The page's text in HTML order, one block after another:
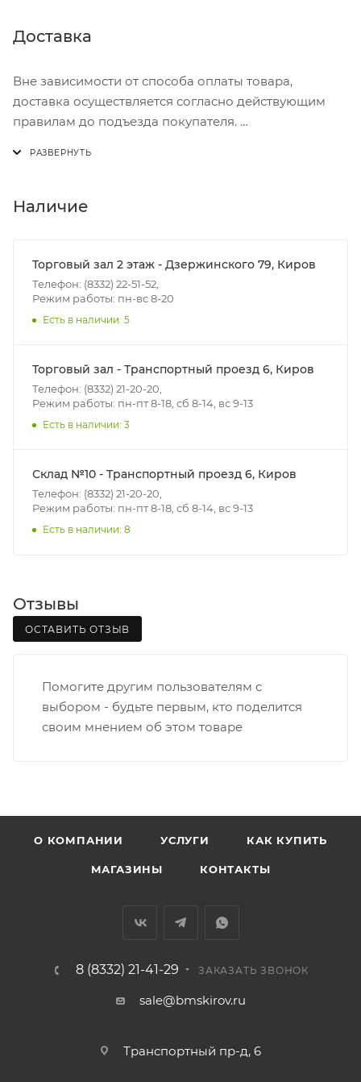
Доставка
Вне зависимости от способа оплаты товара,
доставка осуществляется согласно действующим
правилам до подъезда покупателя.
В субботу с 8:00 до 15:00
- зоны доставки;
- веса и габаритов товаров в заказе;
- количества торговых точек для погрузки товаров.
(перекрестки улиц):
• Дзержинского - Жуковского
• Ленина - 65 лет победы
• Московская - Ульяновская
• Чистопрудненская - Украинская
• Щорса – Ульяновская
Доставка в Нововятский р-он, Коминтерн, Костино и
В случае непредвиденных обстоятельств,
мешающих принять товар, необходимо как можно
логистики БМС.
ВАЖНО: Покупатель обязан обеспечить наличие
Доставка заказов по России не осуществляется.
Наличие
Торговый зал 2 этаж - Дзержинского 79, Киров
Телефон: (8332) 22-51-52,
Режим работы: пн-вс 8-20
Есть в наличии: 5
Торговый зал - Транспортный проезд 6, Киров
Телефон: (8332) 21-20-20,
Режим работы: пн-пт 8-18, сб 8-14, вс 9-13
Есть в наличии: 3
Склад №10 - Транспортный проезд 6, Киров
Телефон: (8332) 21-20-20,
Режим работы: пн-пт 8-18, сб 8-14, вс 9-13
Есть в наличии: 8
Отзывы
ОСТАВИТЬ ОТЗЫВ
Помогите другим пользователям с
выбором - будьте первым, кто поделится
своим мнением об этом товаре
О КОМПАНИИ УСЛУГИ КАК КУПИТЬ
МАГАЗИНЫ КОНТАКТЫ
8 (8332) 21-41-29 ЗАКАЗАТЬ ЗВОНОК
sale@bmskirov.ru
Транспортный пр-д, 6